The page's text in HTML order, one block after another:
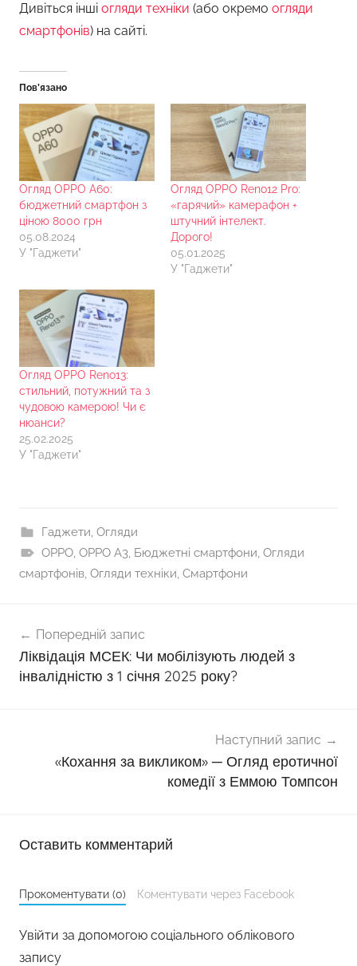
Дивіться інші огляди техніки (або окремо огляди
смартфонів) на сайті.
Пов’язано
Огляд OPPO A60:
бюджетний смартфон з
ціною 8000 грн
05.08.2024
У "Гаджети"
Огляд OPPO Reno12 Pro:
«гарячий» камерафон +
штучний інтелект.
Дорого!
05.01.2025
У "Гаджети"
Огляд OPPO Reno13:
стильний, потужний та з
чудовою камерою! Чи є
нюанси?
25.02.2025
У "Гаджети"
Гаджети, Огляди
OPPO, OPPO A3, Бюджетні смартфони, Огляди
смартфонів, Огляди техніки, Смартфони
записів
Попередній запис
Ліквідація МСЕК: Чи мобілізують людей з
інвалідністю з 1 січня 2025 року?
Наступний запис
«Кохання за викликом» ─ Огляд еротичної
комедії з Еммою Томпсон
Оставить комментарий
Прокоментувати (0) Коментувати через Facebook
Увійти за допомогою соціального облікового
запису